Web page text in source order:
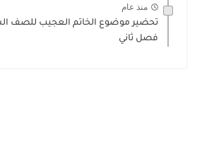
منذ عام
تحضير موضوع الخاتم العجيب للصف
فصل ثاني